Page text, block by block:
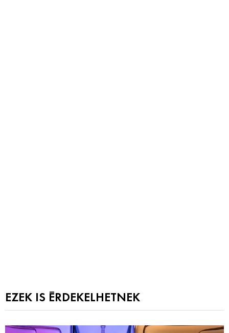
EZEK IS ÉRDEKELHETNEK